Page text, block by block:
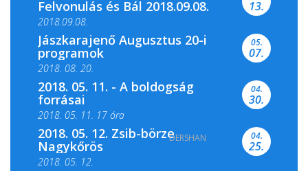
Felvonulás és Bál 2018.09.08.
2018.09.08.
13.
Jászkarajenő Augusztus 20-i
programok
2018. 08. 20.
05.
07.
2018. 05. 11. - A boldogság
forrásai
2018. 05. 11. 17 óra
2018. 05. 11. 19 óra
04.
30.
2018. 05. 12. Zsib-börze
Nagykőrös
2018. 05. 12.
04.
25.
DERSHAN